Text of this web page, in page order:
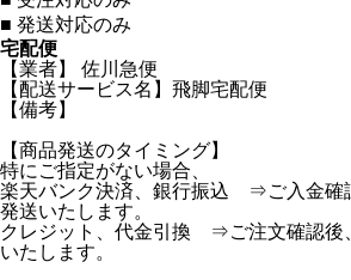
■ 発送対応のみ
宅配便
【業者】 佐川急便
【配送サービス名】飛脚宅配便
【備考】
【商品発送のタイミング】
特にご指定がない場合、
楽天バンク決済、銀行振込 ⇒ご入金確
発送いたします。
クレジット、代金引換 ⇒ご注文確認後
いたします。